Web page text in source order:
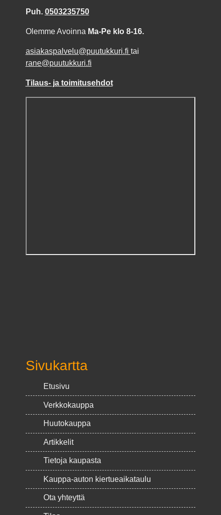
Puh. 0503235750
Olemme Avoinna Ma-Pe klo 8-16.
asiakaspalvelu@puutukkuri.fi tai
rane@puutukkuri.fi
Tilaus- ja toimitusehdot
Sivukartta
Etusivu
Verkkokauppa
Huutokauppa
Artikkelit
Tietoja kaupasta
Kauppa-auton kiertueaikataulu
Ota yhteyttä